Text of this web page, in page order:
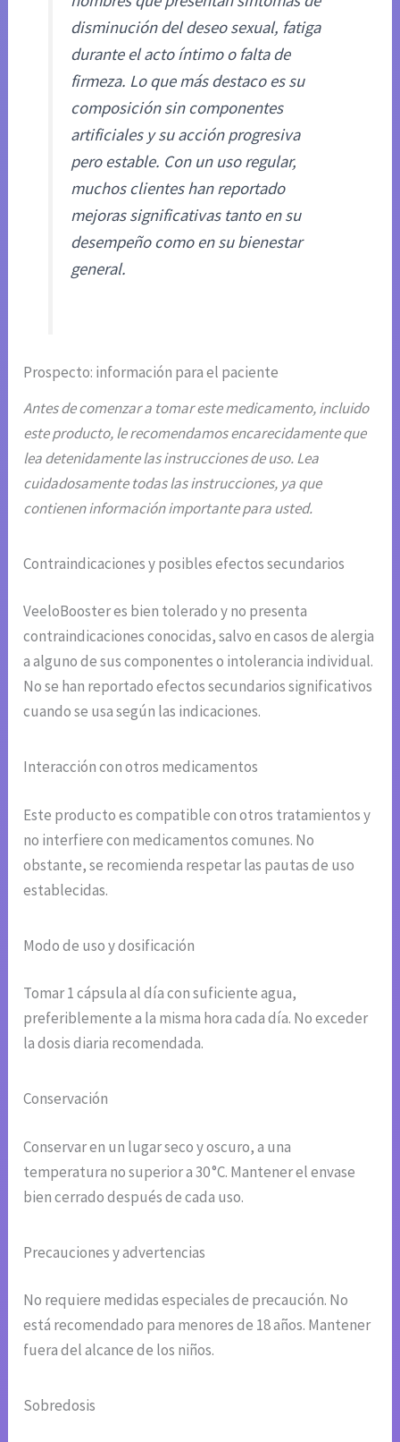
disminución del deseo sexual, fatiga
durante el acto íntimo o falta de
firmeza. Lo que más destaco es su
composición sin componentes
artificiales y su acción progresiva
pero estable. Con un uso regular,
muchos clientes han reportado
mejoras significativas tanto en su
desempeño como en su bienestar
general.
Prospecto: información para el paciente
Antes de comenzar a tomar este medicamento, incluido
este producto, le recomendamos encarecidamente que
lea detenidamente las instrucciones de uso. Lea
cuidadosamente todas las instrucciones, ya que
contienen información importante para usted.
Contraindicaciones y posibles efectos secundarios
VeeloBooster es bien tolerado y no presenta
contraindicaciones conocidas, salvo en casos de alergia
a alguno de sus componentes o intolerancia individual.
No se han reportado efectos secundarios significativos
cuando se usa según las indicaciones.
Interacción con otros medicamentos
Este producto es compatible con otros tratamientos y
no interfiere con medicamentos comunes. No
obstante, se recomienda respetar las pautas de uso
establecidas.
Modo de uso y dosificación
Tomar 1 cápsula al día con suficiente agua,
preferiblemente a la misma hora cada día. No exceder
la dosis diaria recomendada.
Conservación
Conservar en un lugar seco y oscuro, a una
temperatura no superior a 30 °C. Mantener el envase
bien cerrado después de cada uso.
Precauciones y advertencias
No requiere medidas especiales de precaución. No
está recomendado para menores de 18 años. Mantener
fuera del alcance de los niños.
Sobredosis